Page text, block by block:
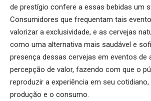
de prestígio confere a essas bebidas um
Consumidores que frequentam tais
valorizar a exclusividade, e as cervejas
como uma alternativa mais saudável e
presença dessas cervejas em eventos de
percepção de valor, fazendo com que o
reproduzir a experiência em seu
produção e o consumo.